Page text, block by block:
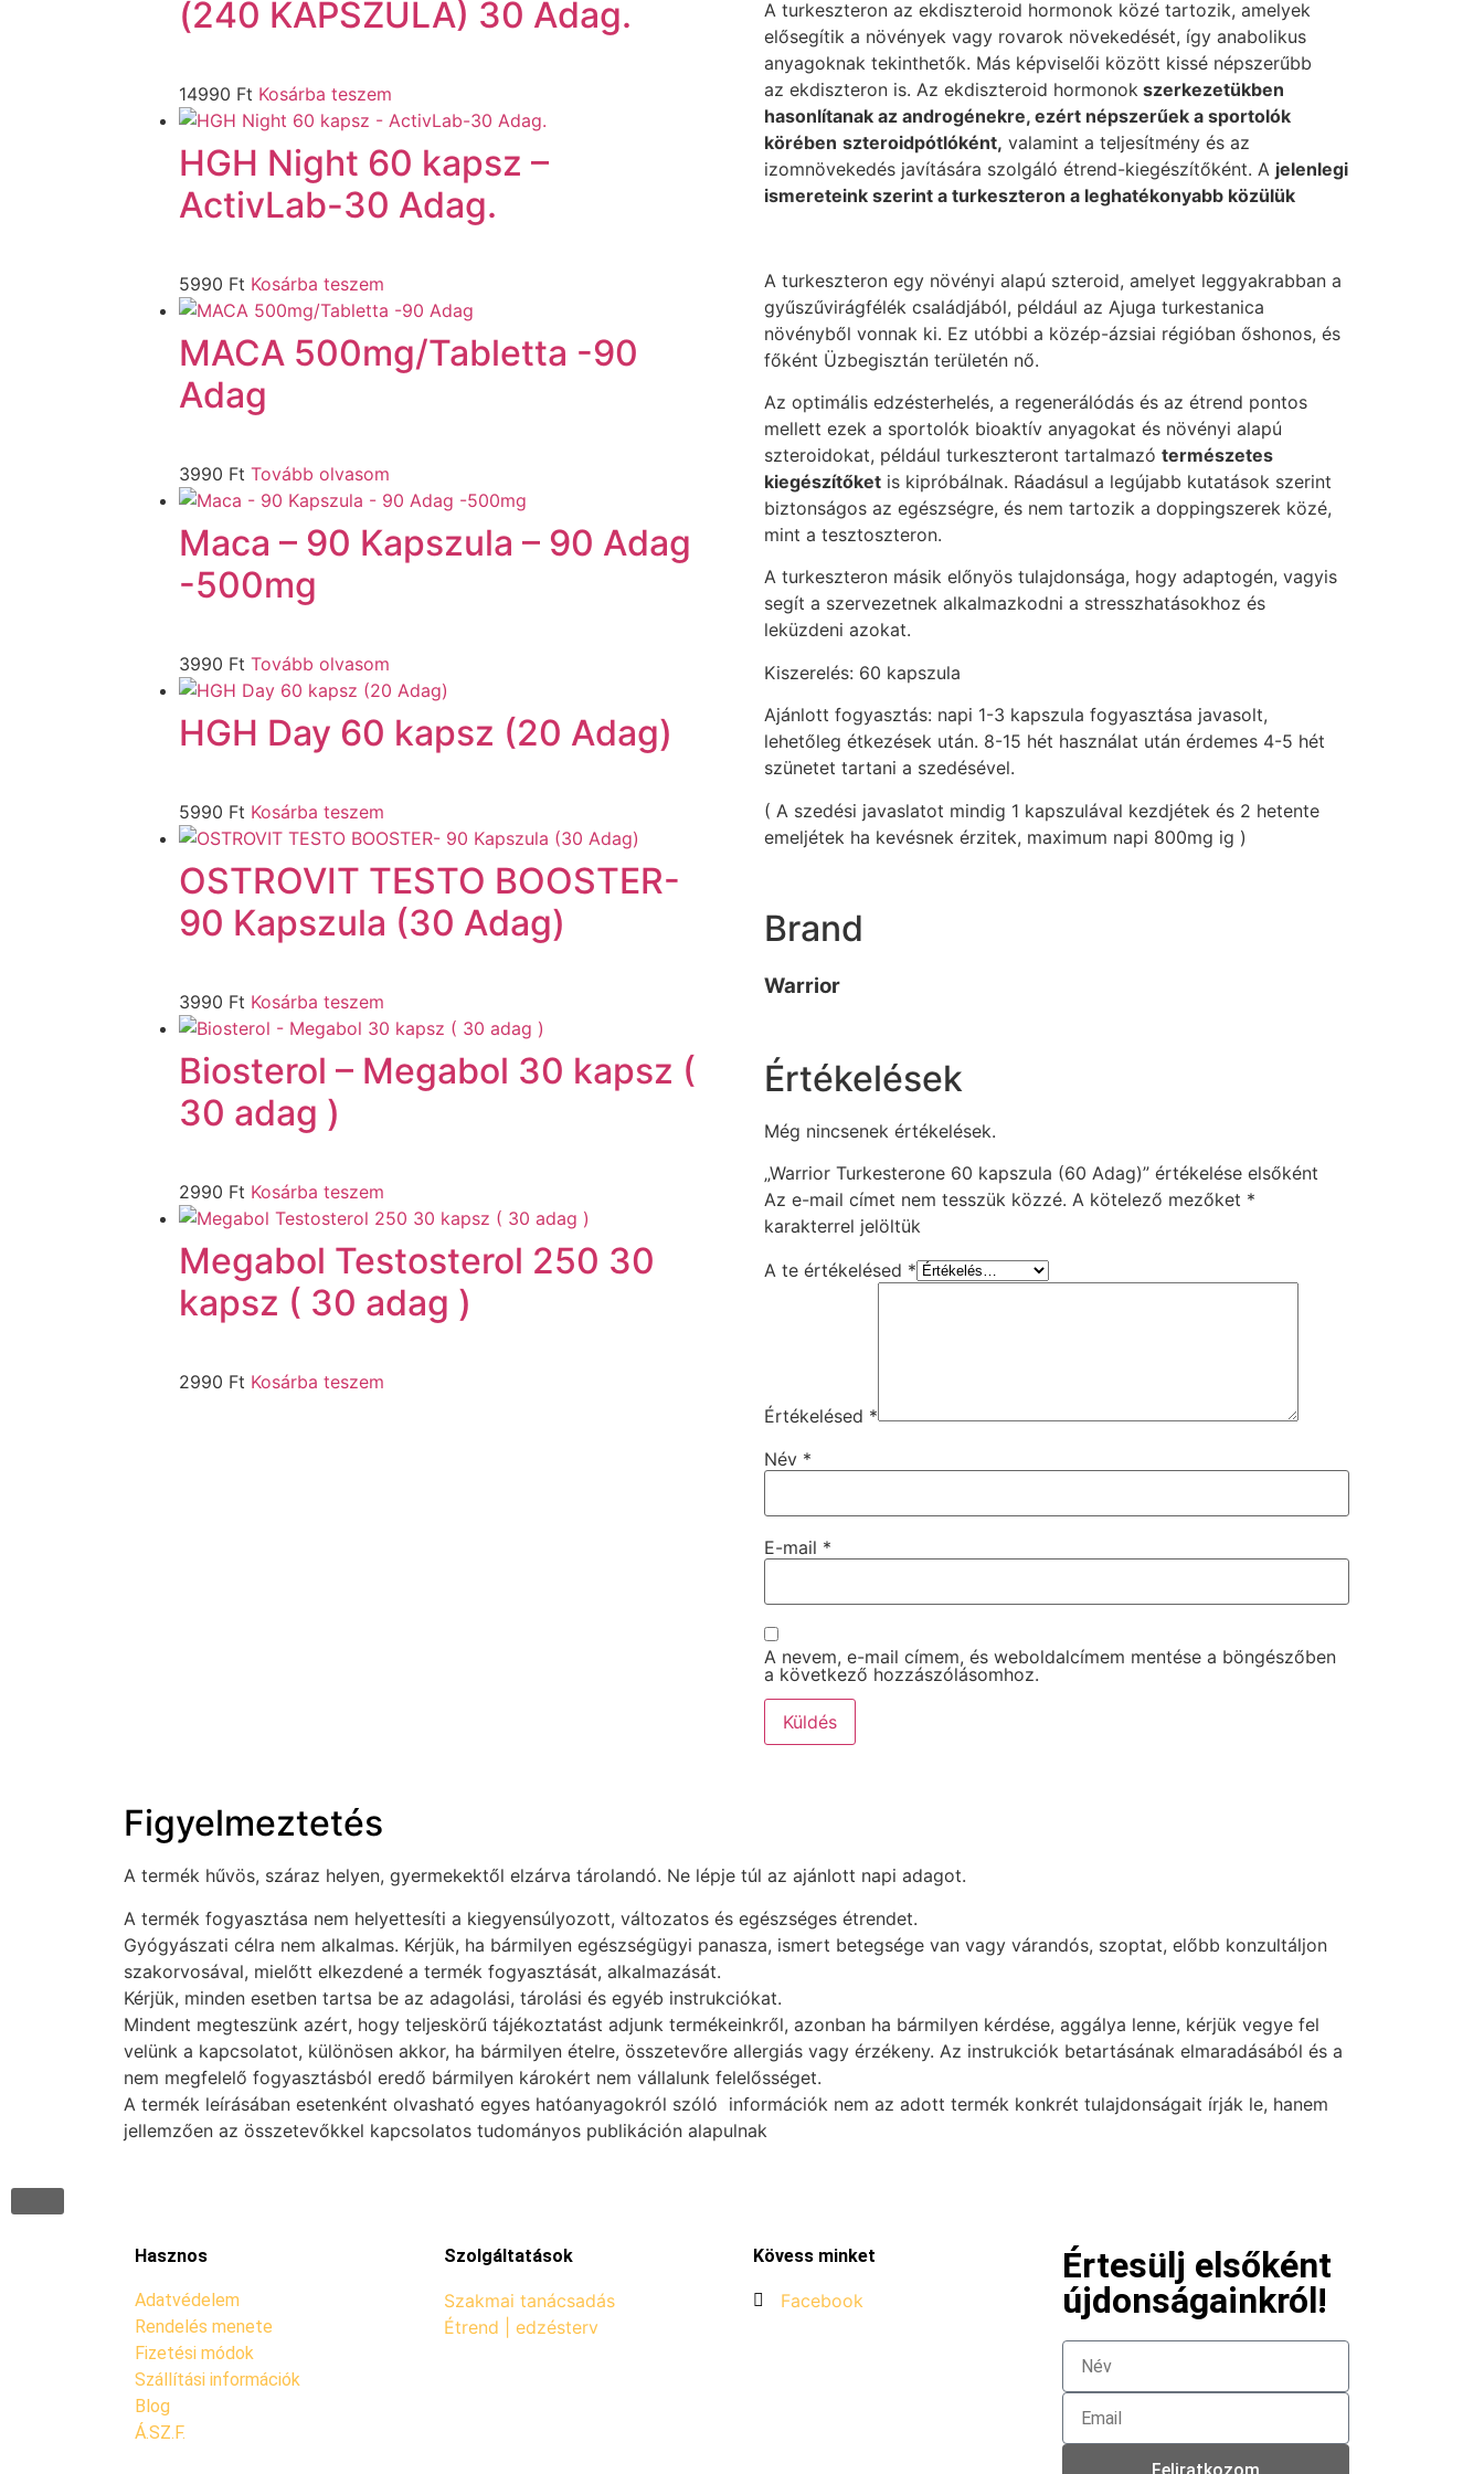
(240 KAPSZULA) 30 Adag.
14990 Ft Kosárba teszem
HGH Night 60 kapsz –
ActivLab-30 Adag.
5990 Ft Kosárba teszem
MACA 500mg/Tabletta -90
Adag
3990 Ft Tovább olvasom
Maca – 90 Kapszula – 90 Adag
-500mg
3990 Ft Tovább olvasom
HGH Day 60 kapsz (20 Adag)
5990 Ft Kosárba teszem
OSTROVIT TESTO BOOSTER-
90 Kapszula (30 Adag)
3990 Ft Kosárba teszem
Biosterol – Megabol 30 kapsz (
30 adag )
2990 Ft Kosárba teszem
Megabol Testosterol 250 30
kapsz ( 30 adag )
2990 Ft Kosárba teszem
A turkeszteron az ekdiszteroid hormonok közé tartozik, amelyek
elősegítik a növények vagy rovarok növekedését, így anabolikus
anyagoknak tekinthetők. Más képviselői között kissé népszerűbb
az ekdiszteron is. Az ekdiszteroid hormonok szerkezetükben
hasonlítanak az androgénekre, ezért népszerűek a sportolók
körében szteroidpótlóként, valamint a teljesítmény és az
izomnövekedés javítására szolgáló étrend-kiegészítőként. A jelenlegi
ismereteink szerint a turkeszteron a leghatékonyabb közülük
A turkeszteron egy növényi alapú szteroid, amelyet leggyakrabban a
gyűszűvirágfélék családjából, például az Ajuga turkestanica
növényből vonnak ki. Ez utóbbi a közép-ázsiai régióban őshonos, és
főként Üzbegisztán területén nő.
Az optimális edzésterhelés, a regenerálódás és az étrend pontos
mellett ezek a sportolók bioaktív anyagokat és növényi alapú
szteroidokat, például turkeszteront tartalmazó természetes
kiegészítőket is kipróbálnak. Ráadásul a legújabb kutatások szerint
biztonságos az egészségre, és nem tartozik a doppingszerek közé,
mint a tesztoszteron.
A turkeszteron másik előnyös tulajdonsága, hogy adaptogén, vagyis
segít a szervezetnek alkalmazkodni a stresszhatásokhoz és
leküzdeni azokat.
Kiszerelés: 60 kapszula
Ajánlott fogyasztás: napi 1-3 kapszula fogyasztása javasolt,
lehetőleg étkezések után. 8-15 hét használat után érdemes 4-5 hét
szünetet tartani a szedésével.
( A szedési javaslatot mindig 1 kapszulával kezdjétek és 2 hetente
emeljétek ha kevésnek érzitek, maximum napi 800mg ig )
Brand
Warrior
Értékelések
Még nincsenek értékelések.
„Warrior Turkesterone 60 kapszula (60 Adag)” értékelése elsőként
Az e-mail címet nem tesszük közzé. A kötelező mezőket *
karakterrel jelöltük
A te értékelésed *
Értékelésed *
Név *
E-mail *
A nevem, e-mail címem, és weboldalcímem mentése a böngészőben
a következő hozzászólásomhoz.
Figyelmeztetés
A termék hűvös, száraz helyen, gyermekektől elzárva tárolandó. Ne lépje túl az ajánlott napi adagot.
A termék fogyasztása nem helyettesíti a kiegyensúlyozott, változatos és egészséges étrendet.
Gyógyászati célra nem alkalmas. Kérjük, ha bármilyen egészségügyi panasza, ismert betegsége van vagy várandós, szoptat, előbb konzultáljon
szakorvosával, mielőtt elkezdené a termék fogyasztását, alkalmazását.
Kérjük, minden esetben tartsa be az adagolási, tárolási és egyéb instrukciókat.
Mindent megteszünk azért, hogy teljeskörű tájékoztatást adjunk termékeinkről, azonban ha bármilyen kérdése, aggálya lenne, kérjük vegye fel
velünk a kapcsolatot, különösen akkor, ha bármilyen ételre, összetevőre allergiás vagy érzékeny. Az instrukciók betartásának elmaradásából és a
nem megfelelő fogyasztásból eredő bármilyen károkért nem vállalunk felelősséget.
A termék leírásában esetenként olvasható egyes hatóanyagokról szóló információk nem az adott termék konkrét tulajdonságait írják le, hanem
jellemzően az összetevőkkel kapcsolatos tudományos publikáción alapulnak
Hasznos
Adatvédelem
Rendelés menete
Fizetési módok
Szállítási információk
Blog
Á.SZ.F.
Szolgáltatások
Szakmai tanácsadás
Étrend | edzésterv
Kövess minket
Facebook
Értesülj elsőként
újdonságainkról!